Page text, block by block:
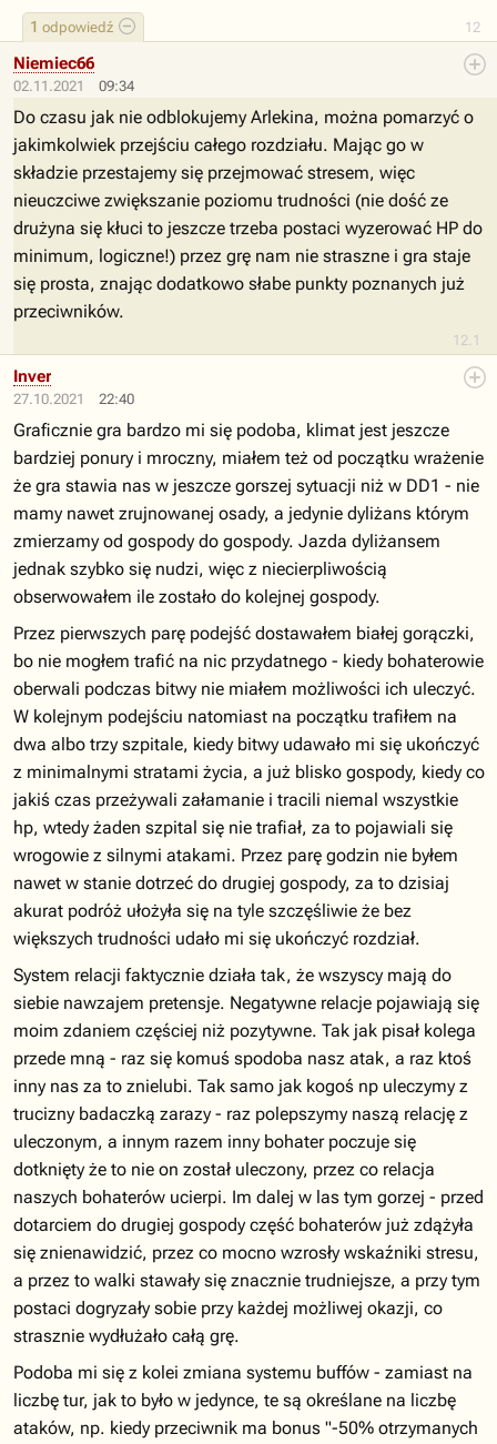
12
1 odpowiedź
02.11.2021 09:34
12.1
Niemiec66
Do czasu jak nie odblokujemy Arlekina, można pomarzyć o
jakimkolwiek przejściu całego rozdziału. Mając go w
składzie przestajemy się przejmować stresem, więc
nieuczciwe zwiększanie poziomu trudności (nie dość ze
drużyna się kłuci to jeszcze trzeba postaci wyzerować HP do
minimum, logiczne!) przez grę nam nie straszne i gra staje
się prosta, znając dodatkowo słabe punkty poznanych już
przeciwników.
27.10.2021 22:40
Inver
Graficznie gra bardzo mi się podoba, klimat jest jeszcze
bardziej ponury i mroczny, miałem też od początku wrażenie
że gra stawia nas w jeszcze gorszej sytuacji niż w DD1 - nie
mamy nawet zrujnowanej osady, a jedynie dyliżans którym
zmierzamy od gospody do gospody. Jazda dyliżansem
jednak szybko się nudzi, więc z niecierpliwością
obserwowałem ile zostało do kolejnej gospody.
Przez pierwszych parę podejść dostawałem białej gorączki,
bo nie mogłem trafić na nic przydatnego - kiedy bohaterowie
oberwali podczas bitwy nie miałem możliwości ich uleczyć.
W kolejnym podejściu natomiast na początku trafiłem na
dwa albo trzy szpitale, kiedy bitwy udawało mi się ukończyć
z minimalnymi stratami życia, a już blisko gospody, kiedy co
jakiś czas przeżywali załamanie i tracili niemal wszystkie
hp, wtedy żaden szpital się nie trafiał, za to pojawiali się
wrogowie z silnymi atakami. Przez parę godzin nie byłem
nawet w stanie dotrzeć do drugiej gospody, za to dzisiaj
akurat podróż ułożyła się na tyle szczęśliwie że bez
większych trudności udało mi się ukończyć rozdział.
System relacji faktycznie działa tak, że wszyscy mają do
siebie nawzajem pretensje. Negatywne relacje pojawiają się
moim zdaniem częściej niż pozytywne. Tak jak pisał kolega
przede mną - raz się komuś spodoba nasz atak, a raz ktoś
inny nas za to znielubi. Tak samo jak kogoś np uleczymy z
trucizny badaczką zarazy - raz polepszymy naszą relację z
uleczonym, a innym razem inny bohater poczuje się
dotknięty że to nie on został uleczony, przez co relacja
naszych bohaterów ucierpi. Im dalej w las tym gorzej - przed
dotarciem do drugiej gospody część bohaterów już zdążyła
się znienawidzić, przez co mocno wzrosły wskaźniki stresu,
a przez to walki stawały się znacznie trudniejsze, a przy tym
postaci dogryzały sobie przy każdej możliwej okazji, co
strasznie wydłużało całą grę.
Podoba mi się z kolei zmiana systemu buffów - zamiast na
liczbę tur, jak to było w jedynce, te są określane na liczbę
ataków, np. kiedy przeciwnik ma bonus "-50% otrzymanych